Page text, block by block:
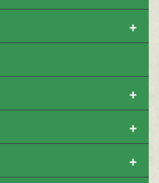
+
+
+
+